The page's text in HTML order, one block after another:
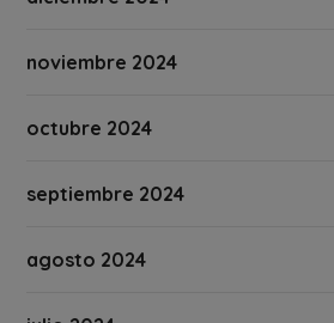
noviembre 2024
octubre 2024
septiembre 2024
agosto 2024